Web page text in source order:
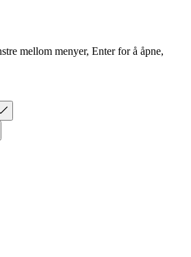
mellom menyer, Enter for å åpne,